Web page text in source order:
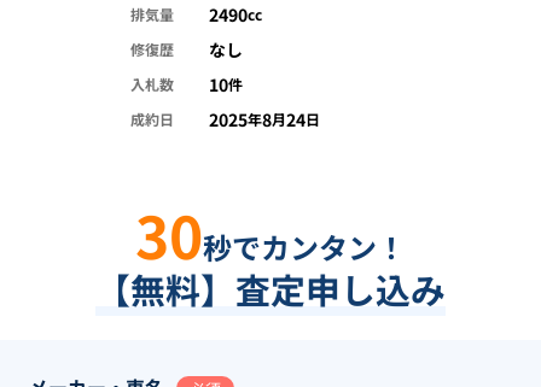
排気量 2490cc
修復歴
なし
入札数 10件
成約日
2025年8月24日
30秒でカンタン！
【無料】査定申し込み